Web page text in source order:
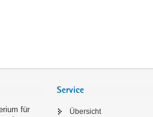
für
Service
Übersicht